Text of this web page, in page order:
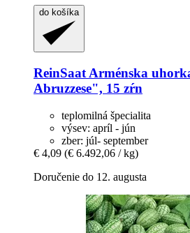
do košíka
ReinSaatArménska
Abruzzese", 15 zŕn
teplomilná špecialita
výsev: apríl - jún
zber: júl- september
€ 4,09 (€ 6.492,06 / kg)
Doručenie do 12. augusta